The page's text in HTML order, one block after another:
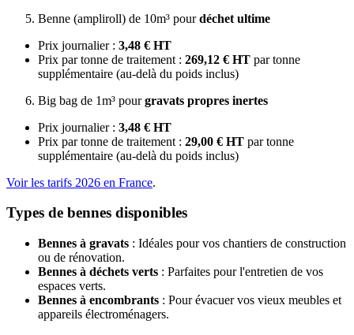
Benne (ampliroll) de 10m³ pourdéchet ultime
Prix journalier : 3,48 € HT
Prix par tonne de traitement : 269,12 € HT par tonne
supplémentaire (au-delà du poids inclus)
Big bag de 1m³ pourgravats propres inertes
Prix journalier : 3,48 € HT
Prix par tonne de traitement : 29,00 € HT par tonne
supplémentaire (au-delà du poids inclus)
Voir les tarifs 2026 en France.
Types de bennes disponibles
Bennes à gravats : Idéales pour vos chantiers de construction
ou de rénovation.
Bennes à déchets verts : Parfaites pour l'entretien de vos
espaces verts.
Bennes à encombrants : Pour évacuer vos vieux meubles et
appareils électroménagers.